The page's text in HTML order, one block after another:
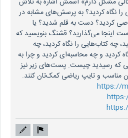
را نگاه کردید؟ به پرسش‌های مشابه در
کردید؟ دست به قلم شدید؟ یا
اینجا می‌گذارید؟ قشنگ بنویسید که
چه کتاب‌هایی را نگاه کردید، چه
کردید و چه محاسبه‌ای کردید و چرا به
که رسیدید چیست. پست‌های زیر نیز
مناسب و تایپ ریاضی کمک‌تان کنند.
https://